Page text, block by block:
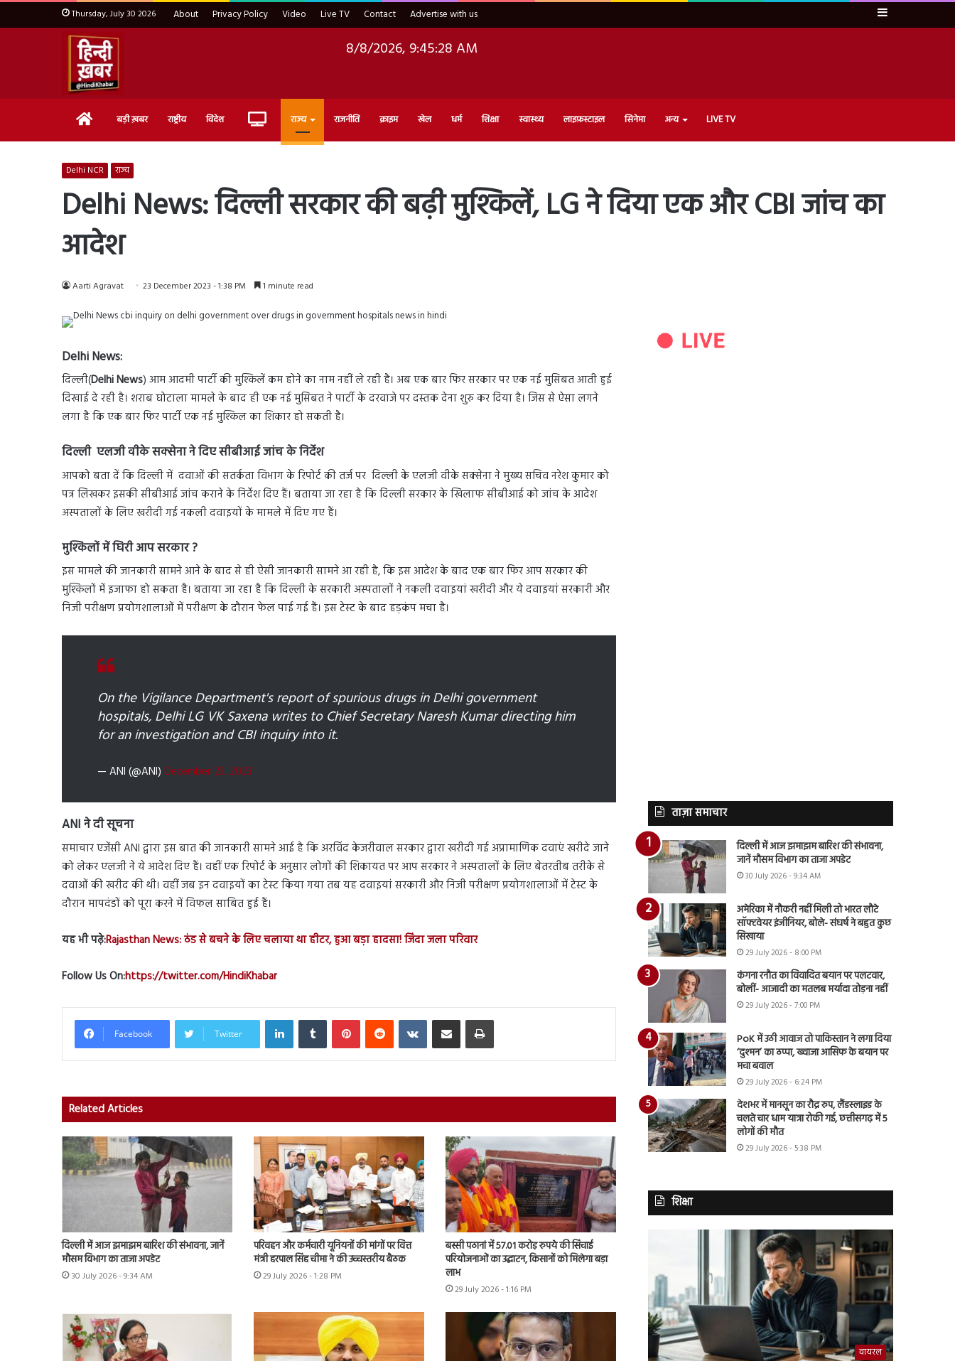
Thursday, July 30 2026 About Privacy Policy Video Live TV Contact Advertise with us Sidebar
8/8/2026, 9:45:29 AM
Home बड़ी ख़बर राष्ट्रीय विदेश Live राज्य राजनीति क्राइम खेल धर्म शिक्षा स्वास्थ्य लाइफ़स्टाइल सिनेमा अन्य LIVE TV
Delhi NCR राज्य
Delhi News: दिल्ली सरकार की बढ़ी मुश्किलें, LG ने दिया एक और CBI जांच का
आदेश
Aarti Agravat 23 December 2023 - 1:38 PM 1 minute read
Delhi News:
दिल्ली(Delhi News) आम आदमी पार्टी की मुश्किलें कम होने का नाम नहीं ले रही है। अब एक बार फिर सरकार पर एक नई मुसिबत आती हुई
दिखाई दे रही है। शराब घोटाला मामले के बाद ही एक नई मुसिबत ने पार्टी के दरवाजे पर दस्तक देना शुरु कर दिया है। जिस से ऐसा लगने
लगा है कि एक बार फिर पार्टी एक नई मुश्किल का शिकार हो सकती है।
दिल्ली एलजी वीके सक्सेना ने दिए सीबीआई जांच के निर्देश
आपको बता दें कि दिल्ली में दवाओं की सतर्कता विभाग के रिपोर्ट की तर्ज पर दिल्ली के एलजी वीके सक्सेना ने मुख्य सचिव नरेश कुमार को
पत्र लिखकर इसकी सीबीआई जांच कराने के निर्देश दिए हैं। बताया जा रहा है कि दिल्ली सरकार के खिलाफ सीबीआई को जांच के आदेश
अस्पतालों के लिए खरीदी गई नकली दवाइयों के मामले में दिए गए हैं।
मुश्किलों में घिरी आप सरकार ?
इस मामले की जानकारी सामने आने के बाद से ही ऐसी जानकारी सामने आ रही है, कि इस आदेश के बाद एक बार फिर आप सरकार की
मुश्किलों में इजाफा हो सकता है। बताया जा रहा है कि दिल्ली के सरकारी अस्पतालों ने नकली दवाइयां खरीदी और ये दवाइयां सरकारी और
निजी परीक्षण प्रयोगशालाओं में परीक्षण के दौरान फेल पाई गई हैं। इस टेस्ट के बाद हड़कंप मचा है।
On the Vigilance Department's report of spurious drugs in Delhi government
hospitals, Delhi LG VK Saxena writes to Chief Secretary Naresh Kumar directing him
for an investigation and CBI inquiry into it.
— ANI (@ANI) December 23, 2023
ANI ने दी सूचना
समाचार एजेंसी ANI द्वारा इस बात की जानकारी सामने आई है कि अरविंद केजरीवाल सरकार द्वारा खरीदी गई अप्रामाणिक दवाएं खरीदे जाने
को लेकर एलजी ने ये आदेश दिए हैं। वहीं एक रिपोर्ट के अनुसार लोगों की शिकायत पर आप सरकार ने अस्पतालों के लिए बेतरतीब तरीके से
दवाओं की खरीद की थी। वहीं जब इन दवाइयों का टेस्ट किया गया तब यह दवाइयां सरकारी और निजी परीक्षण प्रयोगशालाओं में टेस्ट के
दौरान मापदंडों को पूरा करने में विफल साबित हुई हैं।
यह भी पढ़े:Rajasthan News: ठंड से बचने के लिए चलाया था हीटर, हुआ बड़ा हादसा! जिंदा जला परिवार
Follow Us On:https://twitter.com/HindiKhabar
Facebook Twitter
LinkedInTumblr PinterestReddit VKontakteShare via Email Print
Related Articles
दिल्ली में आज झमाझम बारिश की संभावना, जानें
मौसम विभाग का ताजा अपडेट
30 July 2026 - 9:34 AM
परिवहन और कर्मचारी यूनियनों की मांगों पर वित्त
मंत्री हरपाल सिंह चीमा ने की उच्चस्तरीय बैठक
29 July 2026 - 1:28 PM
बस्सी पठानां में 57.01 करोड़ रुपये की सिंचाई
परियोजनाओं का उद्घाटन, किसानों को मिलेगा बड़ा
लाभ
29 July 2026 - 1:16 PM
ताज़ा समाचार
दिल्ली में आज झमाझम बारिश की संभावना,
जानें मौसम विभाग का ताजा अपडेट
30 July 2026 - 9:34 AM
अमेरिका में नौकरी नहीं मिली तो भारत लौटे
सॉफ्टवेयर इंजीनियर, बोले- संघर्ष ने बहुत कुछ
सिखाया
29 July 2026 - 8:00 PM
कंगना रनौत का विवादित बयान पर पलटवार,
बोलीं- आजादी का मतलब मर्यादा तोड़ना नहीं
29 July 2026 - 7:00 PM
PoK में उठी आवाज तो पाकिस्तान ने लगा दिया
‘दुश्मन’ का ठप्पा, ख्वाजा आसिफ के बयान पर
मचा बवाल
29 July 2026 - 6:24 PM
देशभर में मानसून का रौद्र रुप, लैंडस्लाइड के
चलते चार धाम यात्रा रोकी गई, छत्तीसगढ़ में 5
लोगों की मौत
29 July 2026 - 5:38 PM
शिक्षा
वायरल